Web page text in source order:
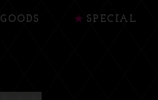
GOODS SPECIAL